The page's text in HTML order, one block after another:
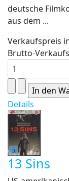
deutsche
aus dem ...
Verkaufspreis
Brutto-
Details
13 Sins